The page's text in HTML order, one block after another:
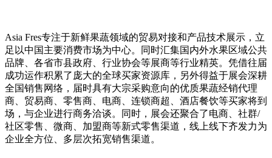
Asia Fres专注于新鲜果蔬领域的贸易对接和产品技术展示，立
足以中国主要消费市场为中心。同时汇集国内外水果区域公共
品牌、各省市县政府、行业协会等展商等行业精英。凭借往届
成功运作积累了庞大的全球买家资源库，另外得益于展会深耕
全国销售网络，届时具有大宗采购意向的优质果蔬经销代理
商、贸易商、零售商、电商、连锁商超、酒店餐饮等买家将到
场，与企业进行商务洽谈。同时，展会还聚合了电商、社群/
社区零售、微商、加盟商等新式零售渠道，线上线下齐发力为
企业全方位、多层次拓宽销售渠道。